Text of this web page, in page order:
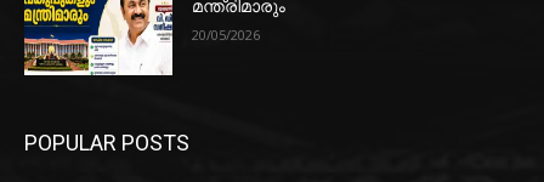
മന്ത്രിമാരും
20/05/2026
POPULAR POSTS